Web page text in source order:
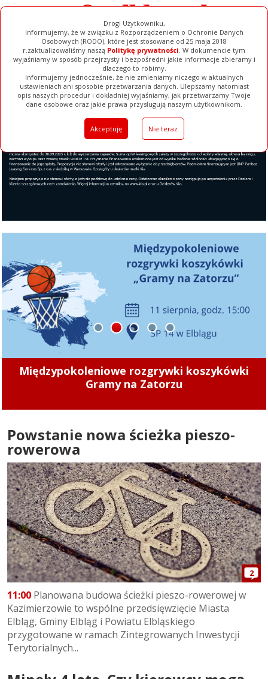
Drogi Użytkowniku,
Informujemy, że w związku z Rozporządzeniem o Ochronie Danych
Osobowych (RODO), które jest stosowane od 25 maja 2018
r.zaktualizowaliśmy naszą Politykę prywatności. W dokumencie tym
wyjaśniamy w sposób przejrzysty i bezpośredni jakie informacje zbieramy i
dlaczego to robimy.
Informujemy jednocześnie, że nie zmieniamy niczego w aktualnych
ustawieniach ani sposobie przetwarzania danych. Ulepszamy natomiast
opis naszych procedur i dokładniej wyjaśniamy, jak przetwarzamy Twoje
dane osobowe oraz jakie prawa przysługują naszym użytkownikom.
Akceptuję Nie teraz
Ogłoszenia Filmy Galerie Baza Firm Pełna Wersja
„Zamiast chodnika jest nieutwardzone
klepisko. To znacząco utrudnia poruszanie się
1 2 3 4 5
Powstanie nowa ścieżka pieszo-
rowerowa
2
11:00 Planowana budowa ścieżki pieszo-rowerowej w
Kazimierzowie to wspólne przedsięwzięcie Miasta
Elbląg, Gminy Elbląg i Powiatu Elbląskiego
przygotowane w ramach Zintegrowanych Inwestycji
Terytorialnych...